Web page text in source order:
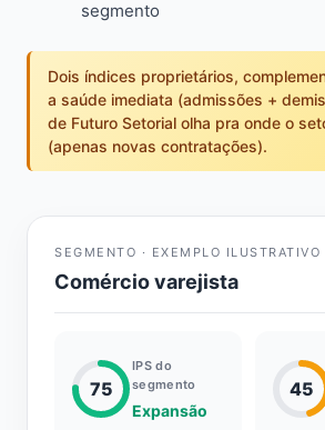
segmento
Dois índices proprietários,
a saúde imediata (admissões +
de Futuro Setorial olha pra onde o
(apenas novas contratações).
SEGMENTO · EXEMPLO ILUSTRATIVO
Comércio varejista
75
IPS do
segmento
Expansão
45